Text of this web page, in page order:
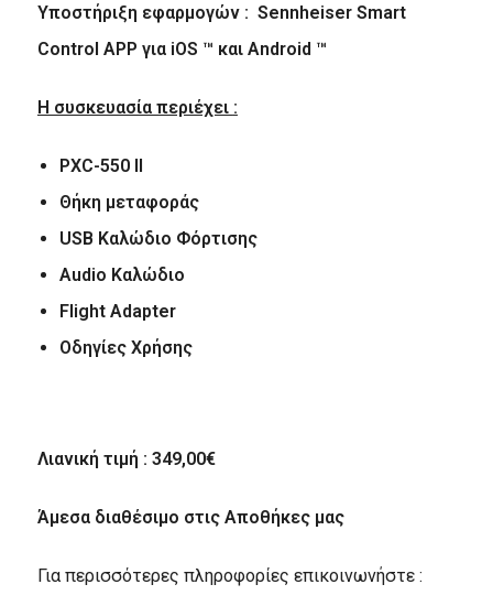
Υποστήριξη εφαρμογών : Sennheiser Smart
Control APP για iOS ™ και Android ™
Η συσκευασία περιέχει :
PXC-550 II
Θήκη μεταφοράς
USB Καλώδιο Φόρτισης
Audio Καλώδιο
Flight Adapter
Οδηγίες Χρήσης
Λιανική τιμή : 349,00€
Άμεσα διαθέσιμο στις Αποθήκες μας
Για περισσότερες πληροφορίες επικοινωνήστε :